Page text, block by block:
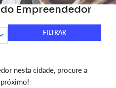
Empreendedor
nesta cidade, procure a